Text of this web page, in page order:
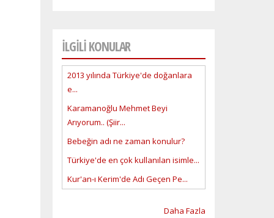
İLGİLİ KONULAR
2013 yılında Türkiye'de doğanlara
e...
Karamanoğlu Mehmet Beyi
Arıyorum.. (Şiir...
Bebeğin adı ne zaman konulur?
Türkiye'de en çok kullanılan isimle...
Kur'an-ı Kerim'de Adı Geçen Pe...
Daha Fazla